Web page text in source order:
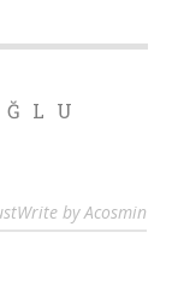
by Acosmin